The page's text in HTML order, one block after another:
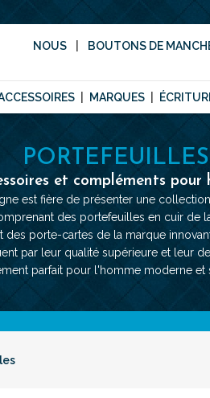
NOUS BOUTONS DE
MARQUES
PORTEFEUILLES
et compléments pour
est fière de présenter une
des portefeuilles en cuir de
des porte-cartes de la marque
par leur qualité supérieure et leur
parfait pour l'homme moderne et